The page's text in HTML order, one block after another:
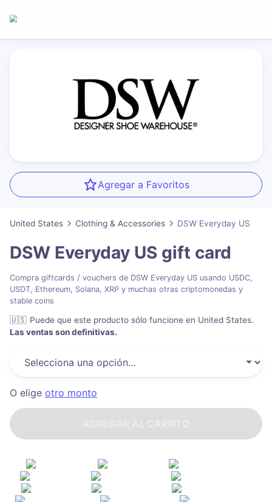
Agregar a Favoritos
United States Clothing & Accessories DSW Everyday US
DSW Everyday US gift card
Compra giftcards / vouchers de DSW Everyday US usando USDC,
USDT, Ethereum, Solana, XRP y muchas otras criptomonedas y
stable coins
🇺🇸 Puede que este producto sólo funcione en United States.
Las ventas son definitivas.
O elige otro monto